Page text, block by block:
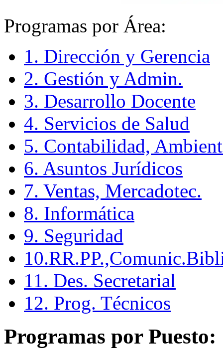
Programas por Área:
1. Dirección y Gerencia
2. Gestión y Admin.
3. Desarrollo Docente
4. Servicios de Salud
5. Contabilidad,
6. Asuntos Jurídicos
7. Ventas, Mercadotec.
8. Informática
9. Seguridad
11. Des. Secretarial
12. Prog. Técnicos
Programas por Puesto: